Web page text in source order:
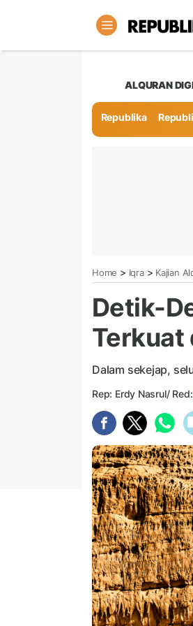
ALQURAN
Republika
Home > Iqra> Kajian
Detik-
Terkuat
Dalam sekejap,
Rep: Erdy Nasrul/ Red: